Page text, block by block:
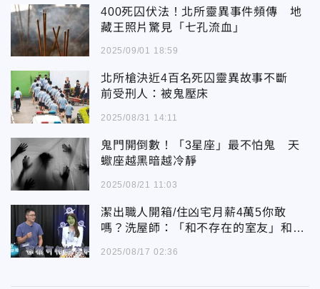
400死囚伏法！北所靈異事件頻傳 地
藏王照片驚見「七孔流血」
2025/09/01 18:59
北所槍決近4百名死囚靈異故事不斷
前受刑人：被鬼壓床
2025/08/31 14:11
鬼門開倒數！「3星座」最不怕鬼 天
蠍座越黑暗越冷靜
2025/08/21 11:03
潔出職人開箱/住凶宅月薪4萬5你敢
嗎？洗屋師：「和不存在的室友」和平
2025/08/17 02:36